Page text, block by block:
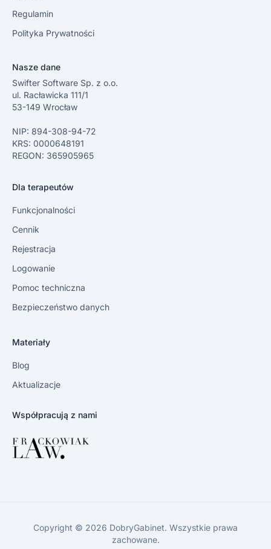
Regulamin
Polityka Prywatności
Nasze dane
Swifter Software Sp. z o.o.
ul. Racławicka 111/1
53-149 Wrocław
NIP: 894-308-94-72
KRS: 0000648191
REGON: 365905965
Dla terapeutów
Funkcjonalności
Cennik
Rejestracja
Logowanie
Pomoc techniczna
Bezpieczeństwo danych
Materiały
Blog
Aktualizacje
Współpracują z nami
Copyright © 2026 DobryGabinet. Wszystkie prawa
zachowane.